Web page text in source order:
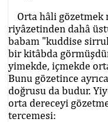
Orta hâli gözetmek
riyâzetinden dahâ
babam "kuddise
bir kitâbda
yimekde, içmekde
Bunu gözetince
doğrusu da budur.
orta dereceyi
tercemesi: